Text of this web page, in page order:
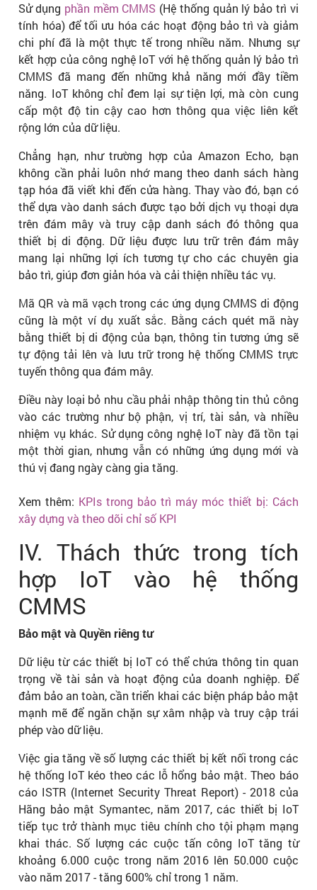
Sử dụng phần mềm CMMS (Hệ thống quản lý bảo trì vi
tính hóa) để tối ưu hóa các hoạt động bảo trì và giảm
chi phí đã là một thực tế trong nhiều năm. Nhưng sự
kết hợp của công nghệ IoT với hệ thống quản lý bảo trì
CMMS đã mang đến những khả năng mới đầy tiềm
năng. IoT không chỉ đem lại sự tiện lợi, mà còn cung
cấp một độ tin cậy cao hơn thông qua việc liên kết
rộng lớn của dữ liệu.
Chẳng hạn, như trường hợp của Amazon Echo, bạn
không cần phải luôn nhớ mang theo danh sách hàng
tạp hóa đã viết khi đến cửa hàng. Thay vào đó, bạn có
thể dựa vào danh sách được tạo bởi dịch vụ thoại dựa
trên đám mây và truy cập danh sách đó thông qua
thiết bị di động. Dữ liệu được lưu trữ trên đám mây
mang lại những lợi ích tương tự cho các chuyên gia
bảo trì, giúp đơn giản hóa và cải thiện nhiều tác vụ.
Mã QR và mã vạch trong các ứng dụng CMMS di động
cũng là một ví dụ xuất sắc. Bằng cách quét mã này
bằng thiết bị di động của bạn, thông tin tương ứng sẽ
tự động tải lên và lưu trữ trong hệ thống CMMS trực
tuyến thông qua đám mây.
Điều này loại bỏ nhu cầu phải nhập thông tin thủ công
vào các trường như bộ phận, vị trí, tài sản, và nhiều
nhiệm vụ khác. Sử dụng công nghệ IoT này đã tồn tại
một thời gian, nhưng vẫn có những ứng dụng mới và
thú vị đang ngày càng gia tăng.
Xem thêm: KPIs trong bảo trì máy móc thiết bị: Cách
xây dựng và theo dõi chỉ số KPI
IV. Thách thức trong tích
hợp IoT vào hệ thống
CMMS
Bảo mật và Quyền riêng tư
Dữ liệu từ các thiết bị IoT có thể chứa thông tin quan
trọng về tài sản và hoạt động của doanh nghiệp. Để
đảm bảo an toàn, cần triển khai các biện pháp bảo mật
mạnh mẽ để ngăn chặn sự xâm nhập và truy cập trái
phép vào dữ liệu.
Việc gia tăng về số lượng các thiết bị kết nối trong các
hệ thống IoT kéo theo các lỗ hổng bảo mật. Theo báo
cáo ISTR (Internet Security Threat Report) - 2018 của
Hãng bảo mật Symantec, năm 2017, các thiết bị IoT
tiếp tục trở thành mục tiêu chính cho tội phạm mạng
khai thác. Số lượng các cuộc tấn công IoT tăng từ
khoảng 6.000 cuộc trong năm 2016 lên 50.000 cuộc
vào năm 2017 - tăng 600% chỉ trong 1 năm.